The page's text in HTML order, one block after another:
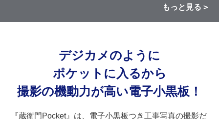
もっと見る
デジカメのように
ポケットに入るから
撮影の機動力が高い電子小黒板！
『蔵衛門Pocket』は、電子小黒板つき工事写真の撮影だ